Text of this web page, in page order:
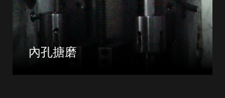
內孔搪磨